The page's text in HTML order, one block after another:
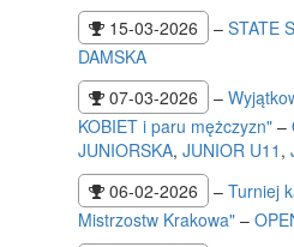
15-03-2026
– STATE
DAMSKA
07-03-2026
–
KOBIET i paru mężczyzn" –
JUNIORSKA, JUNIOR U11 ,
06-02-2026
– Turniej
Mistrzostw Krakowa" –